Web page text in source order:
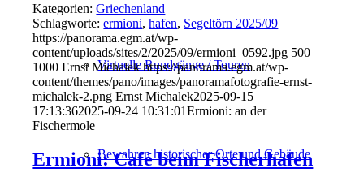
Virtuelle Rundgänge / Touren
Bewahren historischer Orte und Gebäude
Kategorien:Griechenland
Schlagworte:ermioni,hafen, Segeltörn 2025/09
https://panorama.egm.at/wp-
content/uploads/sites/2/2025/09/ermioni_0592.jpg 500
1000 Ernst Michalek https://panorama.egm.at/wp-
content/themes/pano/images/panoramafotografie-ernst-
michalek-2.png Ernst Michalek2025-09-15
17:13:362025-09-24 10:31:01Ermioni: an der
Fischermole
Ermioni: Café beim Fischerhafen